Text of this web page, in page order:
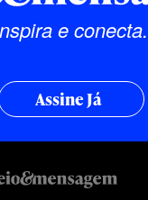
e conecta.
Assine Já